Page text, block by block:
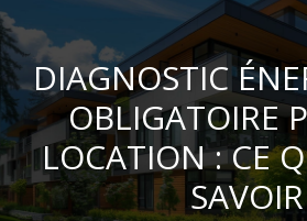
DIAGNOSTIC
OBLIGATOIRE
LOCATION : CE
SAVOIR